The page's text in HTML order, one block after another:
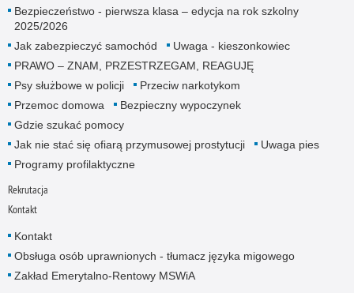
Bezpieczeństwo - pierwsza klasa – edycja na rok szkolny
2025/2026
Jak zabezpieczyć samochód
Uwaga - kieszonkowiec
PRAWO – ZNAM, PRZESTRZEGAM, REAGUJĘ
Psy służbowe w policji
Przeciw narkotykom
Przemoc domowa
Bezpieczny wypoczynek
Gdzie szukać pomocy
Jak nie stać się ofiarą przymusowej prostytucji
Uwaga pies
Programy profilaktyczne
Rekrutacja
Kontakt
Kontakt
Obsługa osób uprawnionych - tłumacz języka migowego
Zakład Emerytalno-Rentowy MSWiA